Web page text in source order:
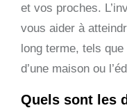
et vos proches.
vous aider à
long terme, tels
d’une maison ou
Quels sont les